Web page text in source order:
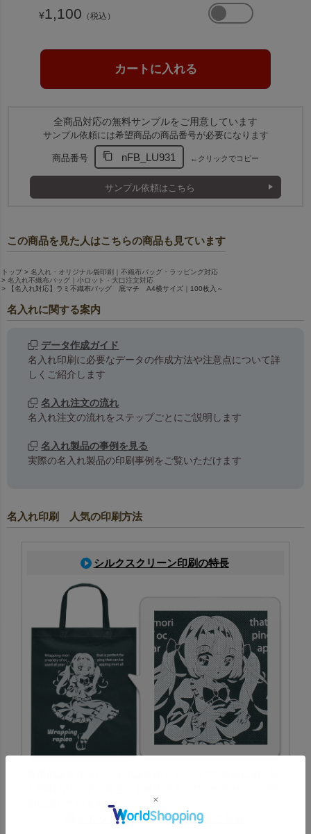
¥1,100 （税込）
全商品対応の無料サンプルをご用意しています
サンプル依頼には希望商品の商品番号が必要になります
商品番号 nFB_LU931 ←クリックでコピー
サンプル依頼はこちら
この商品を見た人はこちらの商品も見ています
トップ
名入れ・オリジナル袋印刷｜不織布バッグ・ラッピング対応
名入れ不織布バッグ｜小ロット・大口注文対応
【名入れ対応】ラミ不織布バッグ 底マチ A4横サイズ｜100枚入～
名入れに関する案内
データ作成ガイド
名入れ印刷に必要なデータの作成方法や注意点について詳
しくご紹介します
名入れ注文の流れ
名入れ注文の流れをステップごとにご説明します
名入れ製品の事例を見る
実際の名入れ製品の印刷事例をご覧いただけます
名入れ印刷 人気の印刷方法
シルクスクリーン印刷の特長
刷に適しています。
シルクスクリーン印刷一覧はこちら